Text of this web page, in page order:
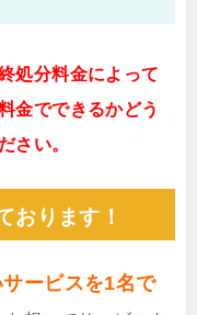
処分料金によって
金でできるかどう
さい。
おります！
サービスを1名で